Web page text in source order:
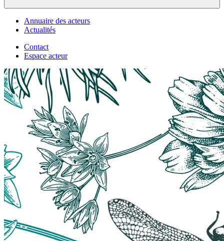
Annuaire des acteurs
Actualités
Contact
Espace acteur